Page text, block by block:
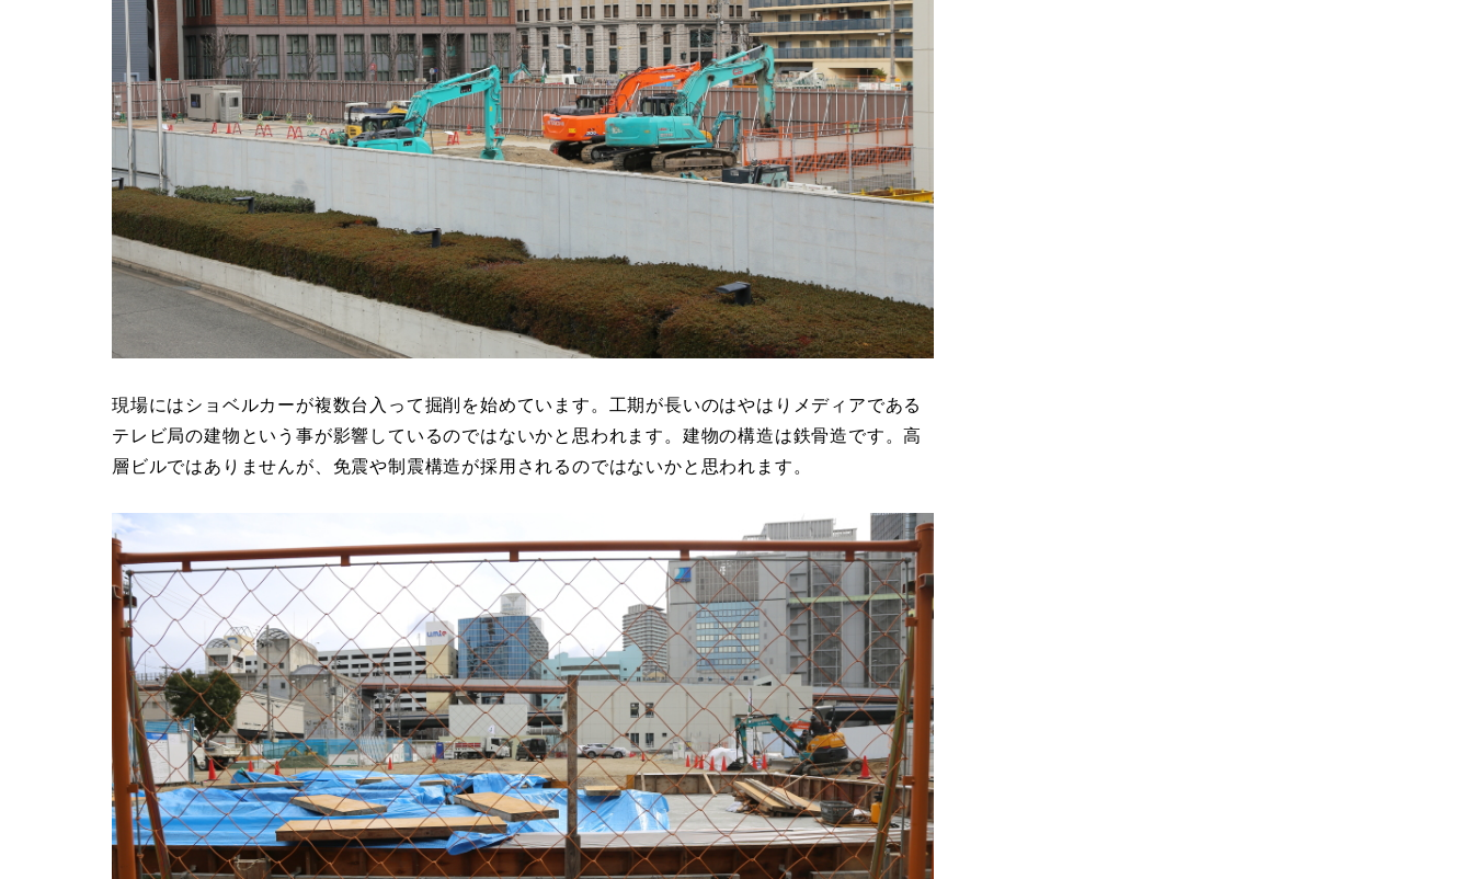
現場にはショベルカーが複数台入って掘削を始めています。工期が長いのはやはりメディアである
テレビ局の建物という事が影響しているのではないかと思われます。建物の構造は鉄骨造です。高
層ビルではありませんが、免震や制震構造が採用されるのではないかと思われます。